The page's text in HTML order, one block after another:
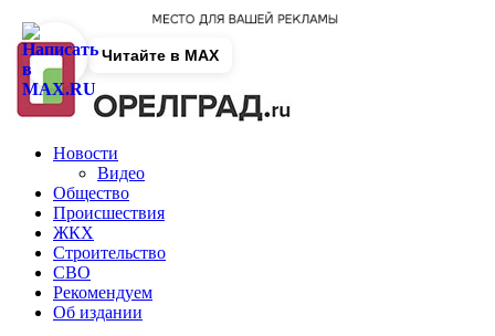
Новости
Видео
Общество
Происшествия
ЖКХ
Строительство
СВО
Рекомендуем
Об издании
Читайте в MAX